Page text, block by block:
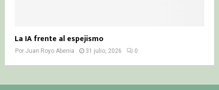
La IA frente al espejismo
Por Juan Royo Abenia 31 julio, 2026 0